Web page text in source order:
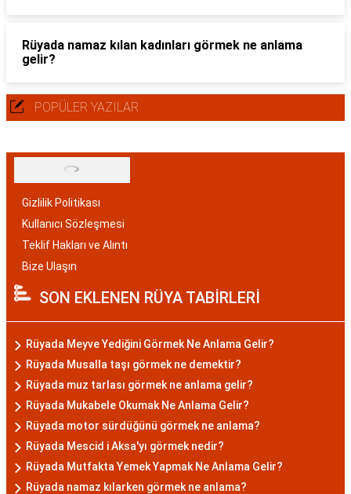
Rüyada namaz kılan kadınları görmek ne anlama
gelir?
POPÜLER YAZILAR
Gizlilik Politikası
Kullanıcı Sözleşmesi
Teklif Hakları ve Alıntı
Bize Ulaşın
SON EKLENEN RÜYA TABİRLERİ
Rüyada Meyve Yediğini Görmek Ne Anlama Gelir?
Rüyada Musalla taşı görmek ne demektir?
Rüyada muz tarlası görmek ne anlama gelir?
Rüyada Mukabele Okumak Ne Anlama Gelir?
Rüyada motor sürdüğünü görmek ne anlama?
Rüyada Mescid i Aksa'yı görmek nedir?
Rüyada Mutfakta Yemek Yapmak Ne Anlama Gelir?
Rüyada namaz kılarken görmek ne anlama?